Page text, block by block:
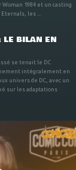
Woman 1984 et un casting
les ...
LE BILAN EN
se tenait le DC
intégralement en
univers de DC, avec un
sur les adaptations